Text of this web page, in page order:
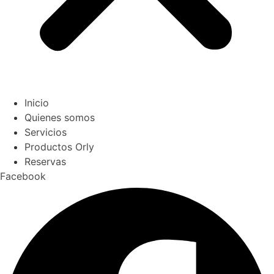
Inicio
Quienes somos
Servicios
Productos Orly
Reservas
Facebook